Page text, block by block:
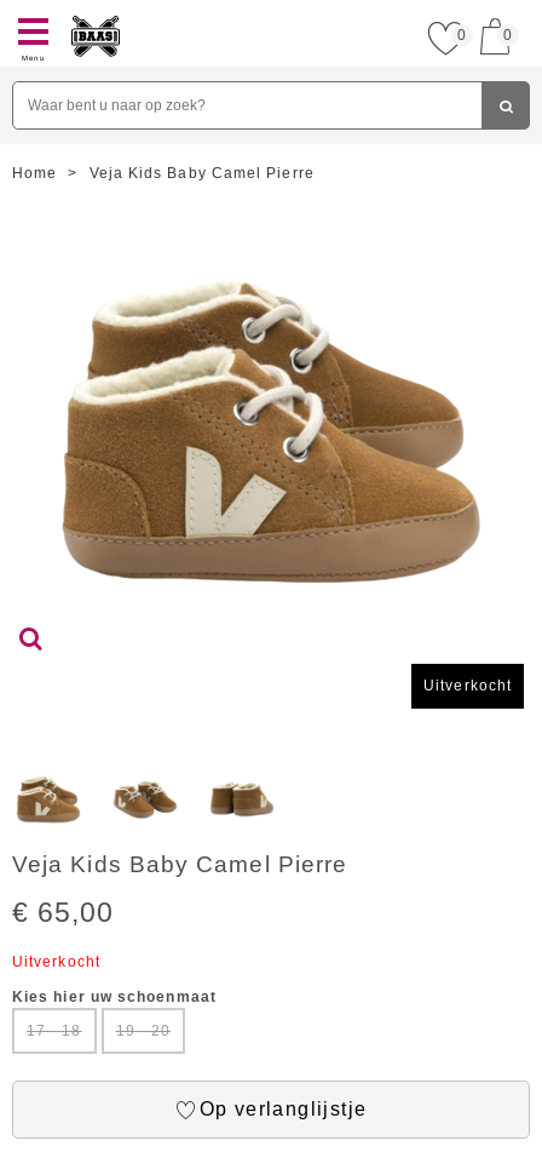
Menu
0 0
Home > Veja Kids Baby Camel Pierre
Uitverkocht
Veja Kids Baby Camel Pierre
€ 65,00
Uitverkocht
Kies hier uw schoenmaat
17 - 18
19 - 20
Op verlanglijstje